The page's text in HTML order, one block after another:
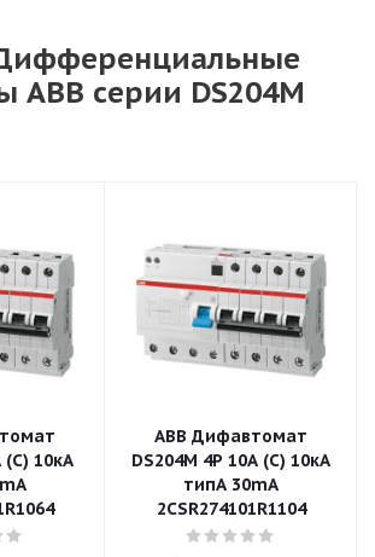
ABB серии DS204M
(C) 10кА
ABB Дифавтомат
DS204M 4P 10A (C) 10кА
типA 30mA
2CSR274101R1104